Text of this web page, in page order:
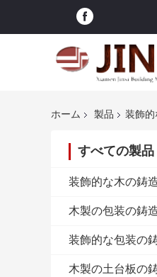
ホーム 製品 装飾的
すべての製品
装飾的な木の鋳
木製の包装の鋳
装飾的な包装の
木製の土台板の